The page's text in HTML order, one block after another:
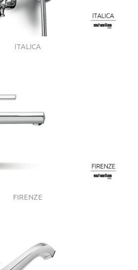
ITALICA
FIRENZE